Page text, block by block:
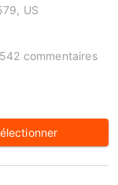
US
542 commentaires